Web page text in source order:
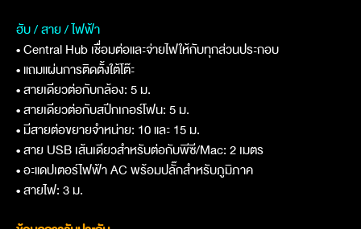
ฮับ / สาย / ไฟฟ้า
• Central Hub เชื่อมต่อและจ่ายไฟให้กับทุกส่วนประกอบ
• แถมแผ่นการติดตั้งใต้โต๊ะ
• สายเดียวต่อกับกล้อง: 5 ม.
• สายเดียวต่อกับสปีกเกอร์โฟน: 5 ม.
• มีสายต่อขยายจำหน่าย: 10 และ 15 ม.
• สาย USB เส้นเดียวสำหรับต่อกับพีซี/Mac: 2 เมตร
• อะแดปเตอร์ไฟฟ้า AC พร้อมปลั๊กสำหรับภูมิภาค
• สายไฟ: 3 ม.